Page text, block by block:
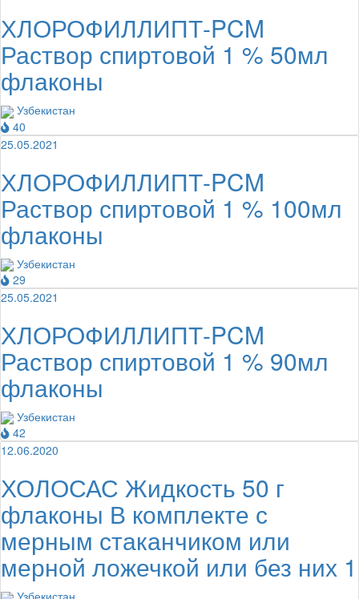
ХЛОРОФИЛЛИПТ-PCM
Раствор спиртовой 1 % 50мл
флаконы
Узбекистан
40
25.05.2021
ХЛОРОФИЛЛИПТ-PCM
Раствор спиртовой 1 % 100мл
флаконы
Узбекистан
29
25.05.2021
ХЛОРОФИЛЛИПТ-PCM
Раствор спиртовой 1 % 90мл
флаконы
Узбекистан
42
12.06.2020
ХОЛОСАС Жидкость 50 г
флаконы В комплекте с
мерным стаканчиком или
мерной ложечкой или без них 1